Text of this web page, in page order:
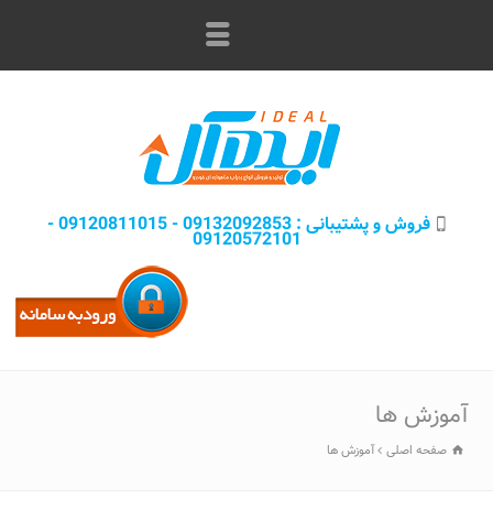
فروش و پشتيبانی : 09132092853 - 09120811015 -
09120572101
آموزش‌ ها
صفحه اصلی آموزش‌ ها